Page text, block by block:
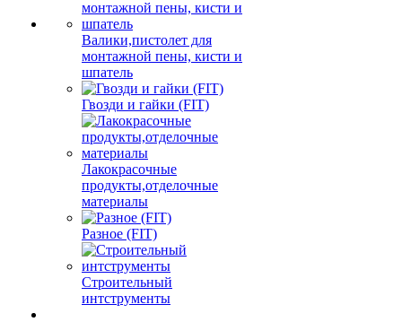
Валики,пистолет для
монтажной пены, кисти и
шпатель
Гвозди и гайки (FIT)
Лакокрасочные
продукты,отделочные
материалы
Разное (FIT)
Строительный
интструменты